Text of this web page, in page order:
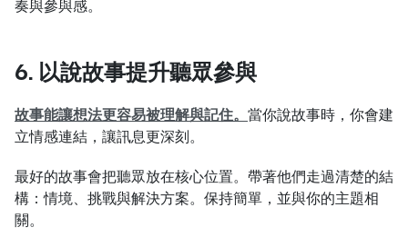
奏與參與感。
6. 以說故事提升聽眾參與
故事能讓想法更容易被理解與記住。 當你說故事時，你會建
立情感連結，讓訊息更深刻。
最好的故事會把聽眾放在核心位置。帶著他們走過清楚的結
構：情境、挑戰與解決方案。保持簡單，並與你的主題相
關。